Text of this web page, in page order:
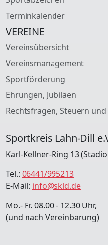
Terminkalender
VEREINE
Vereinsübersicht
Vereinsmanagement
Sportförderung
Ehrungen, Jubiläen
Rechtsfragen, Steuern
Sportkreis Lahn-Dill
Karl-Kellner-Ring 13
Tel.: 06441/995213
E-Mail: info@skld.de
Mo.- Fr. 08.00 - 12.30 Uhr,
(und nach Vereinbarung)